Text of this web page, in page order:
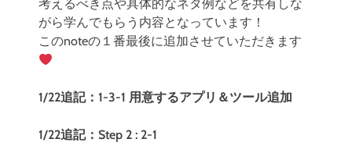
考えるべき点や具体的なネタ例などを共有しな
がら学んでもらう内容となっています！
このnoteの１番最後に追加させていただきます
1/22追記：1-3-1 用意するアプリ＆ツール追加
1/22追記：Step 2 : 2-1